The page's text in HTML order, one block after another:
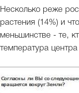
Несколько реже
растения (14%) и
меньшинстве - те,
температура